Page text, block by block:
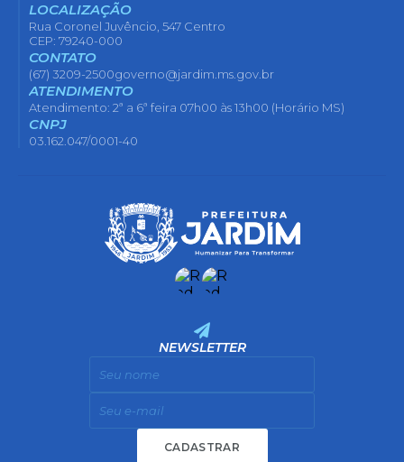
LOCALIZAÇÃO
Rua Coronel Juvêncio, 547 Centro
CEP: 79240-000
CONTATO
(67) 3209-2500governo@jardim.ms.gov.br
ATENDIMENTO
Atendimento: 2ª a 6ª feira 07h00 às 13h00 (Horário MS)
CNPJ
03.162.047/0001-40
NEWSLETTER
CADASTRAR